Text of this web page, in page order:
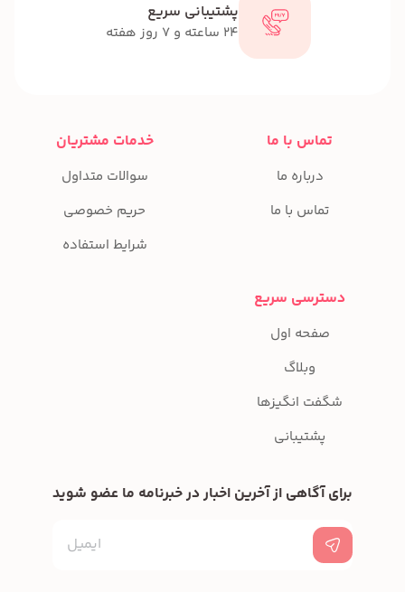
پشتیبانی سریع
24 ساعته و 7 روز هفته
تماس با ما
درباره ما
تماس با ما
خدمات مشتریان
سوالات متداول
حریم خصوصی
شرایط استفاده
دسترسی سریع
صفحه اول
وبلاگ
شگفت انگیزها
پشتیبانی
برای آگاهی از آخرین اخبار در خبرنامه ما عضو شوید